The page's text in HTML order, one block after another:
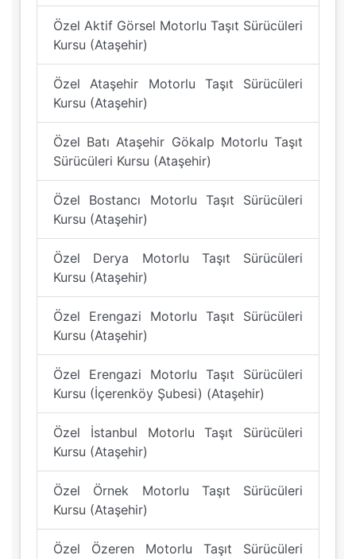
Özel Aktif Görsel Motorlu Taşıt Sürücüleri
Kursu (Ataşehir)
Özel Ataşehir Motorlu Taşıt Sürücüleri
Kursu (Ataşehir)
Özel Batı Ataşehir Gökalp Motorlu Taşıt
Sürücüleri Kursu (Ataşehir)
Özel Bostancı Motorlu Taşıt Sürücüleri
Kursu (Ataşehir)
Özel Derya Motorlu Taşıt Sürücüleri
Kursu (Ataşehir)
Özel Erengazi Motorlu Taşıt Sürücüleri
Kursu (Ataşehir)
Özel Erengazi Motorlu Taşıt Sürücüleri
Kursu (İçerenköy Şubesi) (Ataşehir)
Özel İstanbul Motorlu Taşıt Sürücüleri
Kursu (Ataşehir)
Özel Örnek Motorlu Taşıt Sürücüleri
Kursu (Ataşehir)
Özel Özeren Motorlu Taşıt Sürücüleri